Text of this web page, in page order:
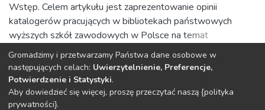
Białej Podlaskiej,2019-10-23)Cyran, Katarzyna ;
Borkowicz, Cezary ;Kowalewski, Wojciech
Wstęp. Celem artykułu jest zaprezentowanie opinii
katalogerów pracujących w bibliotekach państwowych
wyższych szkół zawodowych w Polsce na temat
deskryptorów Biblioteki Narodowej (dBN), przedstawienie
danych dotyczących stosowania wybranych standardów
Resource Description & Access (RDA) w procesie
opracowania zbiorów oraz informacji na temat systemu
bibliotecznego. Materiał i metody. Badania przeprowadzono
Poprzedni Następny
DSpace software
Gromadzimy i przetwarzamy Państwa dane osobowe w
następujących celach: Uwierzytelnienie, Preferencje,
Potwierdzenie i Statystyki.
Aby dowiedzieć się więcej, proszę przeczytać naszą {polityka
prywatności}.